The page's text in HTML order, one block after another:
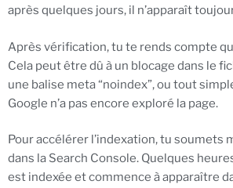
après quelques jours, il n’apparaît
Après vérification, tu te rends compte
Cela peut être dû à un blocage dans le
une balise meta “noindex”, ou tout
Google n’a pas encore exploré la page.
Pour accélérer l’indexation, tu soumets
dans la Search Console. Quelques
est indexée et commence à apparaître